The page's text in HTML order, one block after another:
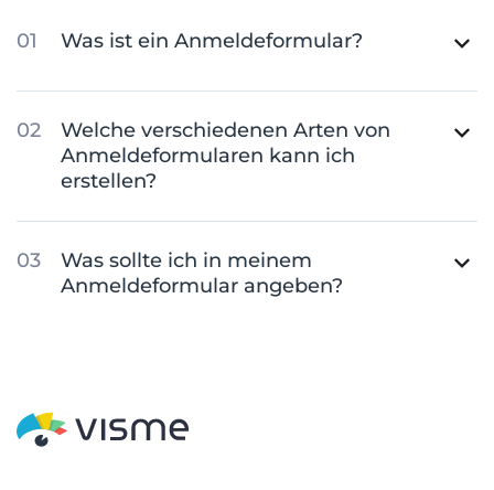
Was ist ein Anmeldeformular?
Welche verschiedenen Arten von
Anmeldeformularen kann ich
erstellen?
Was sollte ich in meinem
Anmeldeformular angeben?